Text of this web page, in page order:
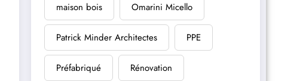
maison bois Omarini Micello
Patrick Minder Architectes PPE
Préfabriqué Rénovation